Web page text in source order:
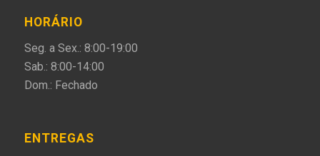
HORÁRIO
Seg. a Sex.: 8:00-19:00
Sab.: 8:00-14:00
Dom.: Fechado
ENTREGAS